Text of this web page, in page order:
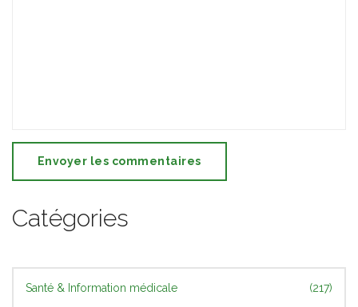
Envoyer les commentaires
Catégories
Santé & Information médicale (217)